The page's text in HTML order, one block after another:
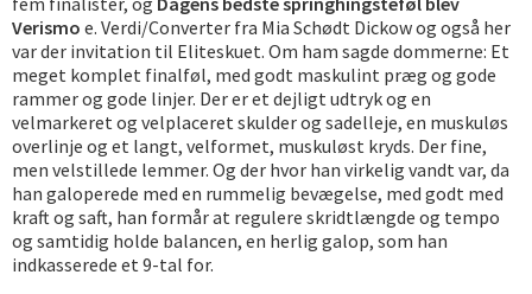
Verismo e. Verdi/Converter fra Mia Schødt Dickow og også her
var der invitation til Eliteskuet. Om ham sagde dommerne: Et
meget komplet finalføl, med godt maskulint præg og gode
rammer og gode linjer. Der er et dejligt udtryk og en
velmarkeret og velplaceret skulder og sadelleje, en muskuløs
overlinje og et langt, velformet, muskuløst kryds. Der fine,
men velstillede lemmer. Og der hvor han virkelig vandt var, da
han galoperede med en rummelig bevægelse, med godt med
kraft og saft, han formår at regulere skridtlængde og tempo
og samtidig holde balancen, en herlig galop, som han
indkasserede et 9-tal for.